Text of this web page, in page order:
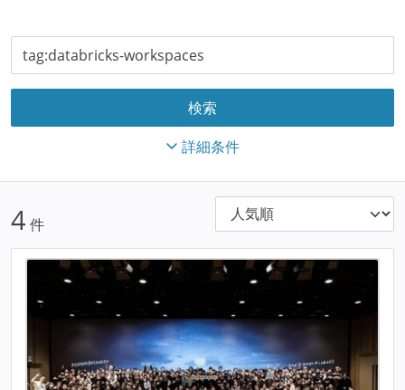
詳細条件
4 件